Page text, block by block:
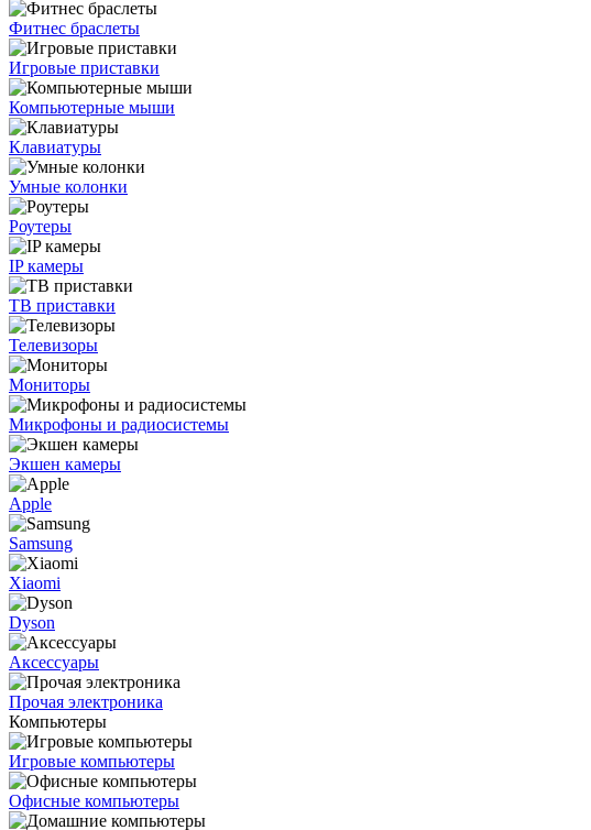
Фитнес браслеты
Игровые приставки
Компьютерные мыши
Клавиатуры
Умные колонки
Роутеры
IP камеры
ТВ приставки
Телевизоры
Мониторы
Микрофоны и радиосистемы
Экшен камеры
Apple
Samsung
Xiaomi
Dyson
Аксессуары
Прочая электроника
Компьютеры
Игровые компьютеры
Офисные компьютеры